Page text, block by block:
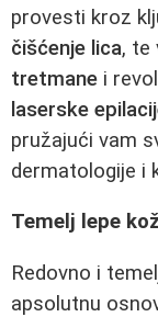
provesti kroz
čišćenje lica, te
tretmane i
laserske
pružajući vam
dermatologije i
Temelj lepe
Redovno i
apsolutnu